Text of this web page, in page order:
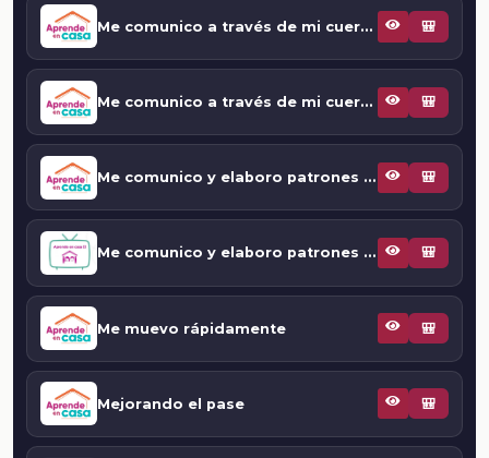
Me comunico a través de mi cuerpo y lo utilizo para ubicarme en el espacio 🎒
Me comunico a través de mi cuerpo, utilizando la coordinación: “¡Que no te toque!” 🎒
Me comunico y elaboro patrones de movimiento a través de mi cuerpo: “Descifrando el gato” 🎒
Me comunico y elaboro patrones de movimiento a través de mi cuerpo: “Descifrando el gato” 🎒
Me muevo rápidamente 🎒
Mejorando el pase 🎒